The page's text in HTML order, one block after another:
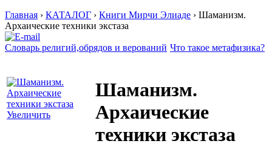
Главная › КАТАЛОГ › Книги Мирчи Элиаде › Шаманизм.
Архаические техники экстаза
Словарь религий,обрядов и верований Что такое метафизика?
Увеличить
Шаманизм.
Архаические
техники экстаза